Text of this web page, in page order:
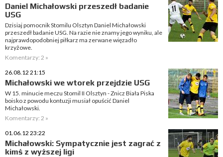
Daniel Michałowski przeszedł badanie
USG
Dzisiaj pomocnik Stomilu Olsztyn Daniel Michałowski
przeszedł badanie USG. Na razie nie znamy jego wyniku, ale
najprawdopodobniej piłkarz ma zerwane więzadło
krzyżowe.
Komentarzy: 2 »
26.08.12 21:15
Michałowski we wtorek przejdzie USG
W 15. minucie meczu Stomil II Olsztyn - Znicz Biała Piska
boisko z powodu kontuzji musiał opuścić Daniel
Michałowski.
Komentarzy: 2 »
01.06.12 23:22
Michałowski: Sympatycznie jest zagrać z
kimś z wyższej ligi